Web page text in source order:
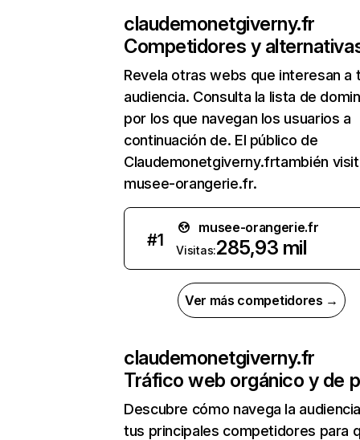
claudemonetgiverny.fr
Competidores y
Revela otras webs que interesan a
audiencia. Consulta la lista de
por los que navegan los usuarios a
continuación de. El público de
Claudemonetgiverny.frtambién
musee-orangerie.fr.
#1
musee-orangerie.fr
Visitas:285,93 mil
Ver más competidores →
claudemonetgiverny.fr
Tráfico web orgánico y de
Descubre cómo navega la
tus principales competidores para